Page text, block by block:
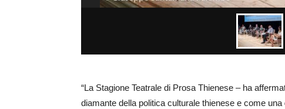
“La Stagione Teatrale di Prosa Thienese – ha
diamante della politica culturale thienese e come